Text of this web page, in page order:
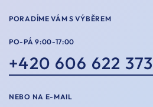
PORADÍME VÁM S VÝBĚREM
PO-PÁ 9:00-17:00
+420 606 622 373
NEBO NA E-MAIL